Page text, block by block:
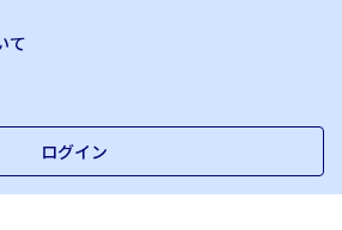
て
ログイン